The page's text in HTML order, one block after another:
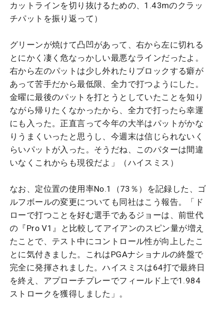
カットラインを切り抜けるための、1.43mのクラッ
チパットを振り返って）
グリーンが焼けて凸凹があって、右から左に切れる
とにかく凄く危なっかしい最悪なラインだったよ。
右から左のパットは少し外れたりブロックする癖が
あって苦手だから最低限、全力で打つようにした。
金曜に最後のパットを打とうとしていたことを知り
ながら帰りたくなかったから、全力で打ったら幸運
にも入った。正直言って今年の大半はパットがかな
りうまくいったと思うし、今週末は信じられないく
らいパットが入った。そうだね、このパターは間違
いなくこれからも現役だよ」（ハイスミス）
なお、定位置の使用率No.1（73％）を記録した、ゴ
ルフボールの変更についても同社はこう報告。「ド
ローで打つことを好む選手であるジョーは、前世代
の『Pro V1』と比較してアイアンのスピン量が増え
たことで、テスト中にコントロール性が向上したこ
とに気付きました。これはPGAナショナルの終盤で
完全に発揮されました。ハイスミスは64打で最終日
を終え、アプローチプレーでフィールド上で1.984
ストロークを獲得しました」。